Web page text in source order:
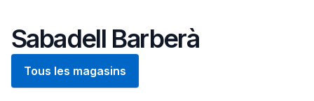
Sabadell Barberà
Tous les magasins